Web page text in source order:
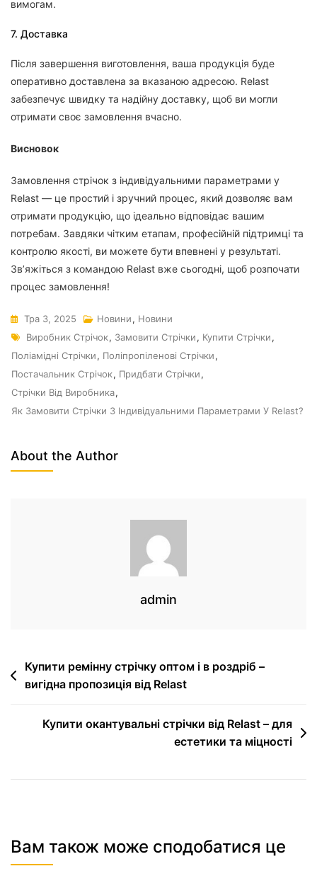
вимогам.
7. Доставка
Після завершення виготовлення, ваша продукція буде
оперативно доставлена за вказаною адресою. Relast
забезпечує швидку та надійну доставку, щоб ви могли
отримати своє замовлення вчасно.
Висновок
Замовлення стрічок з індивідуальними параметрами у
Relast — це простий і зручний процес, який дозволяє вам
отримати продукцію, що ідеально відповідає вашим
потребам. Завдяки чітким етапам, професійній підтримці та
контролю якості, ви можете бути впевнені у результаті.
Зв’яжіться з командою Relast вже сьогодні, щоб розпочати
процес замовлення!
Тра 3, 2025 Новини, Новини
Виробник Стрічок, Замовити Стрічки, Купити Стрічки,
Поліамідні Стрічки, Поліпропіленові Стрічки,
Постачальник Стрічок, Придбати Стрічки,
Стрічки Від Виробника,
Як Замовити Стрічки З Індивідуальними Параметрами У Relast?
About the Author
admin
Купити ремінну стрічку оптом і в роздріб –
вигідна пропозиція від Relast
Купити окантувальні стрічки від Relast – для
естетики та міцності
Вам також може сподобатися це